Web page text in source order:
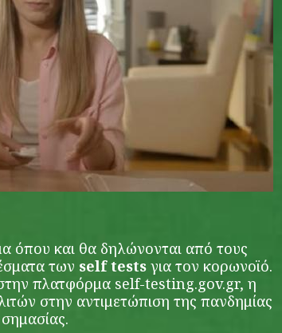
όπου και θα δηλώνονται από τους
των self tests για τον κορωνοϊό.
πλατφόρμα self-testing.gov.gr, η
στην αντιμετώπιση της πανδημίας
σημασίας.